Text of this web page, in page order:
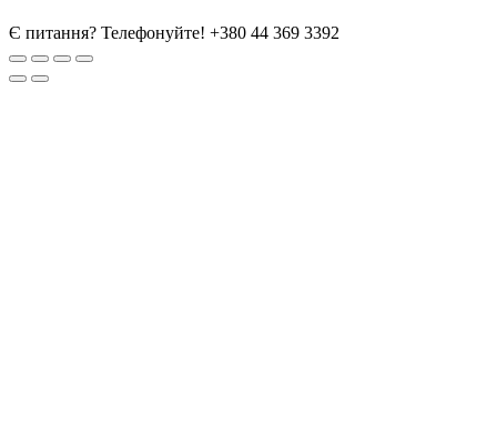
Є питання? Телефонуйте! +380 44 369 3392